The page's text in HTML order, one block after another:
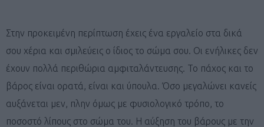
Στην προκειμένη περίπτωση έχεις ένα εργαλείο στα δικά
σου χέρια και σμιλεύεις ο ίδιος το σώμα σου. Οι ενήλικες δεν
έχουν πολλά περιθώρια αμφιταλάντευσης. Το πάχος και το
βάρος είναι ορατά, είναι και ύπουλα. Όσο μεγαλώνει κανείς
αυξάνεται μεν, πλην όμως με φυσιολογικό τρόπο, το
ποσοστό λίπους στο σώμα του. Η αύξηση του βάρους με την